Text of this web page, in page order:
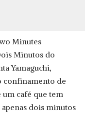
Minutes
Minutos do
Yamaguchi,
confinamento de
um café que tem
dois minutos